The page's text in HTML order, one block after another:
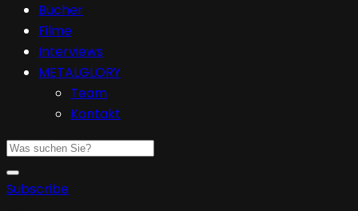
Bücher
Filme
Interviews
METALGLORY
Team
Kontakt
Subscribe